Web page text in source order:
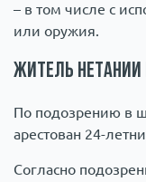
– в том числе с
или оружия.
Житель
По подозрению в
арестован 24-
Согласно